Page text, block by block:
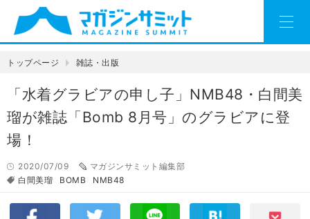
トップページ 雑誌・出版
「水着グラビアの申し子」NMB48・白間美
瑠が雑誌「Bomb 8月号」のグラビアに登
場！
2020/07/09
マガジンサミット編集部
白間美瑠
BOMB NMB48